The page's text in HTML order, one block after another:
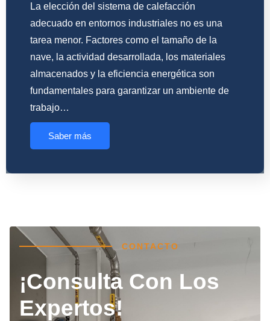
La elección del sistema de calefacción
adecuado en entornos industriales no es una
tarea menor. Factores como el tamaño de la
nave, la actividad desarrollada, los materiales
almacenados y la eficiencia energética son
fundamentales para garantizar un ambiente de
trabajo…
Saber más
CONTACTO
¡Consulta Con Los
Expertos!